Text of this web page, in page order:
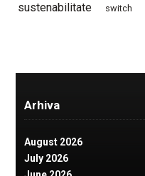
sustenabilitate switch
Arhiva
August 2026
July 2026